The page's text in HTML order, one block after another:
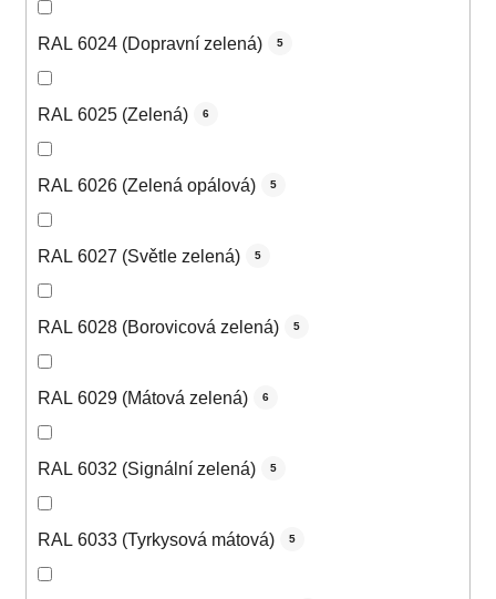
RAL 6024 (Dopravní zelená) 5
RAL 6025 (Zelená) 6
RAL 6026 (Zelená opálová) 5
RAL 6027 (Světle zelená) 5
RAL 6028 (Borovicová zelená) 5
RAL 6029 (Mátová zelená) 6
RAL 6032 (Signální zelená) 5
RAL 6033 (Tyrkysová mátová) 5